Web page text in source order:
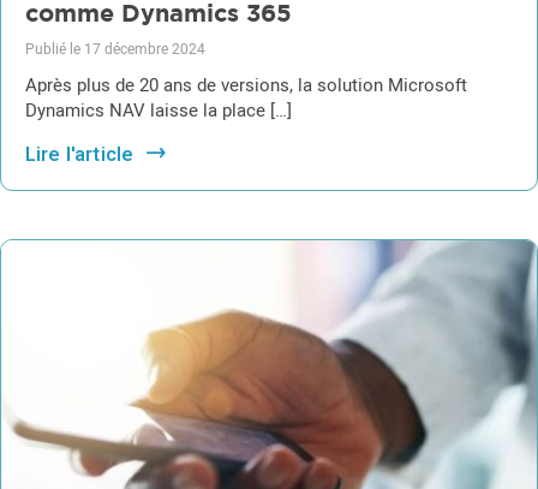
comme Dynamics 365
Publié le 17 décembre 2024
Après plus de 20 ans de versions, la solution Microsoft
Dynamics NAV laisse la place […]
Lire l'article